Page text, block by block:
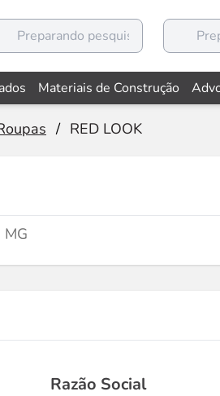
Materiais de Construção
/ RED LOOK
Razão Social